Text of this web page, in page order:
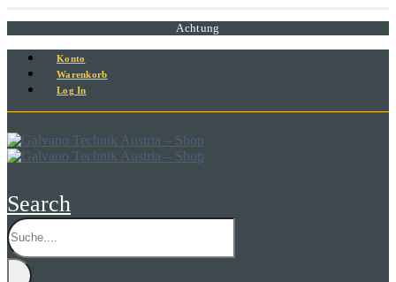
Achtung
Konto
Warenkorb
Log In
Search